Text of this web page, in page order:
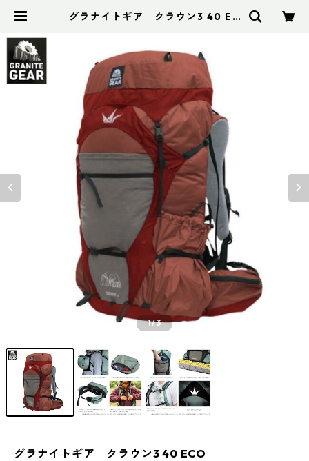
グラナイトギア クラウン3 40 EC
1/3
グラナイトギア クラウン3 40 ECO